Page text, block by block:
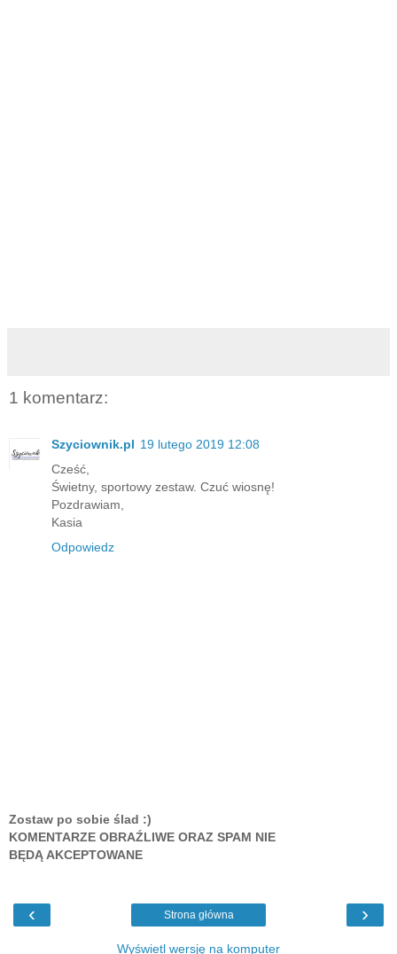
1 komentarz:
Szyciownik.pl 19 lutego 2019 12:08
Cześć,
Świetny, sportowy zestaw. Czuć wiosnę!
Pozdrawiam,
Kasia
Odpowiedz
Zostaw po sobie ślad :)
KOMENTARZE OBRAŹLIWE ORAZ SPAM NIE
BĘDĄ AKCEPTOWANE
‹ ›
Strona główna
Wyświetl wersję na komputer